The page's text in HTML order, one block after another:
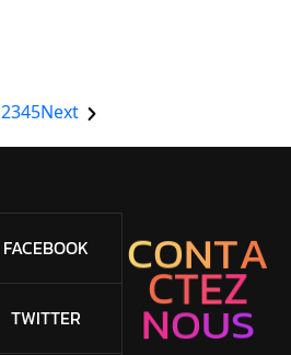
2345Next
FACEBOOK
TWITTER
CONTA
CTEZ
NOUS